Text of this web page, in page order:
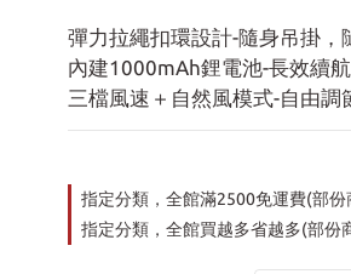
彈力拉繩扣環設計-隨身吊掛，
內建1000mAh鋰電池-長效續
三檔風速＋自然風模式-自由調
指定分類，全館滿2500免運費(部份
指定分類，全館買越多省越多(部份